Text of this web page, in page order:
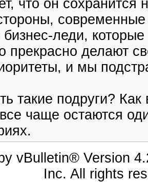
что он сохранится
леди,
прекрасно делают
и мы
такие подруги?
чаще остаются
vBulletin® Version
Inc. All rights